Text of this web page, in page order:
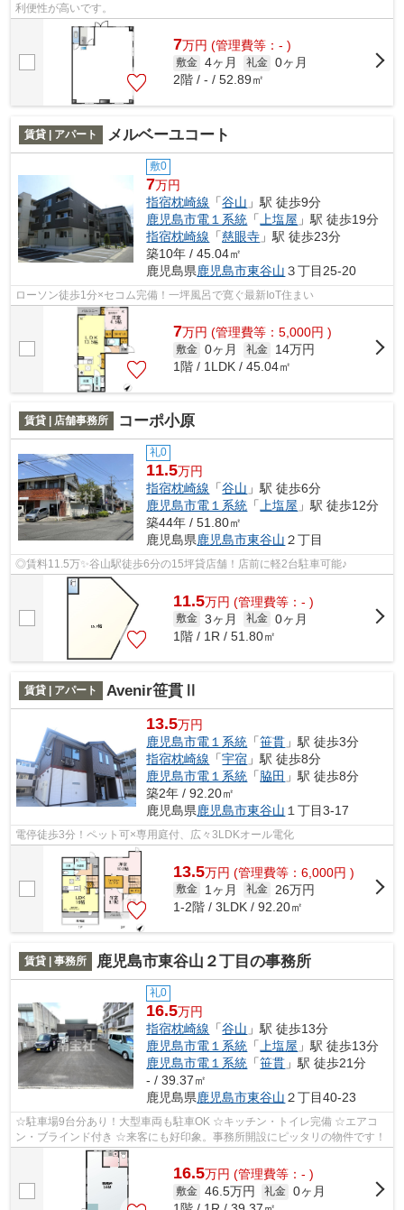
利便性が高いです。
7万円 (管理費等：- )
敷金 4ヶ月 礼金 0ヶ月
2階 / - / 52.89㎡
賃貸 | アパート メルベーユコート
敷0
7万円
指宿枕崎線 「谷山 」駅 徒歩9分
鹿児島市電１系統 「 上塩屋 」駅 徒歩19分
指宿枕崎線 「慈眼寺 」駅 徒歩23分
築10年 / 45.04㎡
鹿児島県鹿児島市東谷山 ３丁目25-20
ローソン徒歩1分×セコム完備！一坪風呂で寛ぐ最新IoT住まい
7万円 (管理費等：5,000円 )
敷金 0ヶ月 礼金
14万円
1階 / 1LDK / 45.04㎡
賃貸 | 店舗事務所 コーポ小原
礼0
11.5万円
指宿枕崎線 「谷山 」駅 徒歩6分
鹿児島市電１系統 「上塩屋 」駅 徒歩12分
築44年 / 51.80㎡
鹿児島県鹿児島市東谷山 ２丁目
◎賃料11.5万✨谷山駅徒歩6分の15坪貸店舗！店前に軽2台駐車可能♪
11.5万円 (管理費等：- )
敷金 3ヶ月 礼金 0ヶ月
1階 / 1R / 51.80㎡
賃貸 | アパート Avenir笹貫Ⅱ
13.5万円
鹿児島市電１系統 「笹貫 」駅 徒歩3分
指宿枕崎線 「宇宿 」駅 徒歩8分
鹿児島市電１系統 「脇田 」駅 徒歩8分
築2年 / 92.20㎡
鹿児島県鹿児島市東谷山 １丁目3-17
電停徒歩3分！ペット可×専用庭付、広々3LDKオール電化
13.5万円 (管理費等：6,000円 )
敷金 1ヶ月 礼金
26万円
1-2階 / 3LDK / 92.20㎡
賃貸 | 事務所 鹿児島市東谷山２丁目の事務所
礼0
16.5万円
指宿枕崎線 「谷山 」駅 徒歩13分
鹿児島市電１系統 「 上塩屋 」駅 徒歩13分
鹿児島市電１系統 「笹貫 」駅 徒歩21分
- / 39.37㎡
鹿児島県鹿児島市東谷山 ２丁目40-23
☆駐車場9台分あり！大型車両も駐車OK ☆キッチン・トイレ完備 ☆エアコ
ン・ブラインド付き ☆来客にも好印象。事務所開設にピッタリの物件です！
16.5万円 (管理費等：- )
敷金 46.5万円 礼金 0ヶ月